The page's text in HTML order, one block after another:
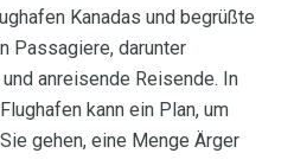
Kanadas und begrüßte
Passagiere, darunter
anreisende Reisende. In
kann ein Plan, um
gehen, eine Menge Ärger